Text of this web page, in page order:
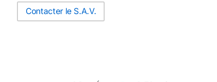
Contacter le S.A.V.